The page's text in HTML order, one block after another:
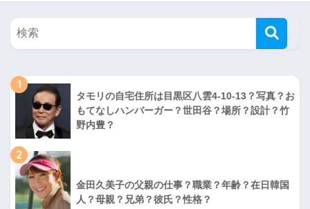
1
タモリの自宅住所は目黒区八雲4-10-13？写真？お
もてなしハンバーガー？世田谷？場所？設計？竹
野内豊？
2
金田久美子の父親の仕事？職業？年齢？在日韓国
人？母親？兄弟？彼氏？性格？